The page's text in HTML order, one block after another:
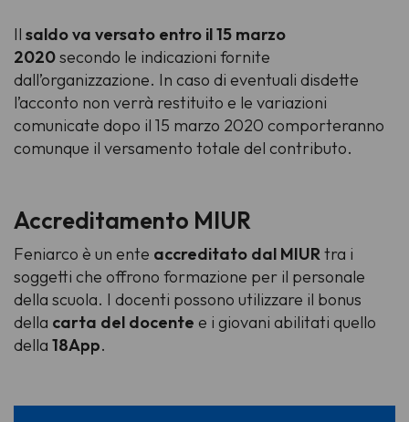
Il saldo va versato entro il 15 marzo
2020secondo le indicazioni fornite
dall’organizzazione. In caso di eventuali disdette
l’acconto non verrà restituito e le variazioni
comunicate dopo il 15 marzo 2020 comporteranno
comunque il versamento totale del contributo.
Accreditamento MIUR
Feniarco è un ente accreditato dal MIUR tra i
soggetti che offrono formazione per il personale
della scuola. I docenti possono utilizzare il bonus
della carta del docente e i giovani abilitati quello
della 18App.